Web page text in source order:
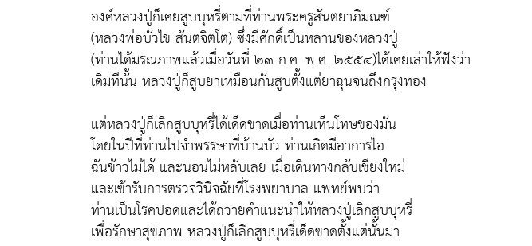
องค์หลวงปู่ก็เคยสูบบุหรี่ตามที่ท่านพระครูสันตยาภิมณฑ์
(หลวงพ่อบัวไข สันตจิตโต) ซึ่งมีศักดิ์เป็นหลานของหลวงปู่
(ท่านได้มรณภาพแล้วเมื่อวันที่ ๒๓ ก.ค. พ.ศ. ๒๕๕๔)ได้เคยเล่าให้ฟังว่า
เดิมทีนั้น หลวงปู่ก็สูบยาเหมือนกันสูบตั้งแต่ยาฉุนจนถึงกรุงทอง
แต่หลวงปู่ก็เลิกสูบบุหรี่ได้เด็ดขาดเมื่อท่านเห็นโทษของมัน
โดยในปีที่ท่านไปจำพรรษาที่บ้านบัว ท่านเกิดมีอาการไอ
ฉันข้าวไม่ได้ และนอนไม่หลับเลย เมื่อเดินทางกลับเชียงใหม่
และเข้ารับการตรวจวินิจฉัยที่โรงพยาบาล แพทย์พบว่า
ท่านเป็นโรคปอดและได้ถวายคำแนะนำให้หลวงปู่เลิกสูบบุหรี่
เพื่อรักษาสุขภาพ หลวงปู่ก็เลิกสูบบุหรี่เด็ดขาดตั้งแต่นั้นมา